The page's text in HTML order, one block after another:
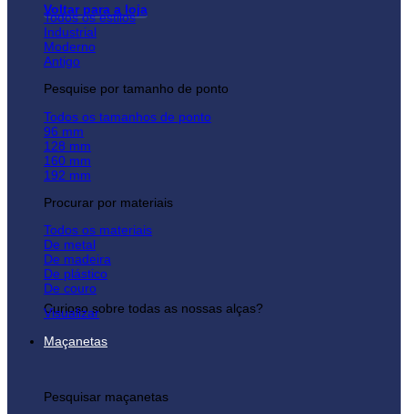
Voltar para a loja
Todos os estilos
Industrial
Moderno
Antigo
Pesquise por tamanho de ponto
Todos os tamanhos de ponto
96 mm
128 mm
160 mm
192 mm
Procurar por materiais
Todos os materiais
De metal
De madeira
De plástico
De couro
Curioso sobre todas as nossas alças?
Visualizar
Maçanetas
Pesquisar maçanetas